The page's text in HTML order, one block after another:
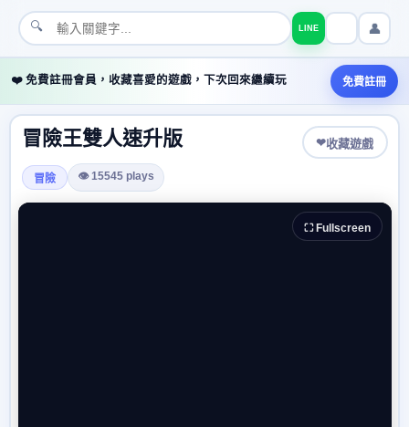
🔍 LINE 👤
❤️ 免費註冊會員，收藏喜愛的遊戲，下次回來繼續玩 免費註冊
冒險王雙人速升版 ❤收藏遊戲
冒險 👁 15545 plays
⛶ Fullscreen